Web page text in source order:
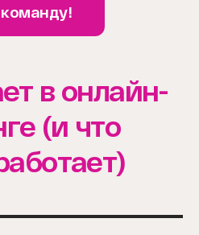
команду!
в онлайн-
(и что